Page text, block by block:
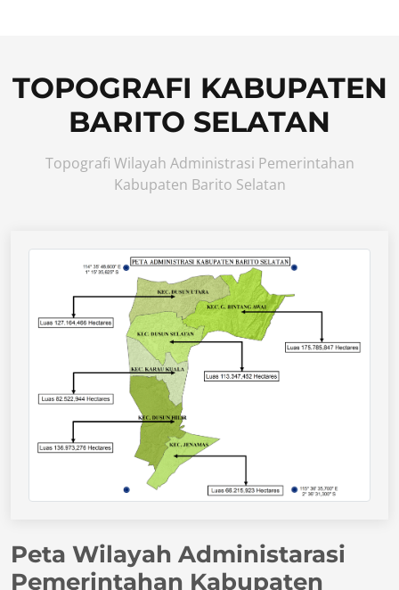
TOPOGRAFI KABUPATEN
BARITO SELATAN
Topografi Wilayah Administrasi Pemerintahan
Kabupaten Barito Selatan
Peta Wilayah Administarasi
Pemerintahan Kabupaten